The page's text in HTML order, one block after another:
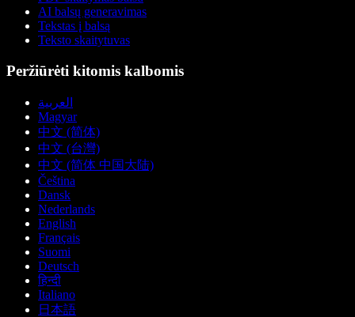
AI balsų generavimas
Tekstas į balsą
Teksto skaitytuvas
Peržiūrėti kitomis kalbomis
العربية
Magyar
中文 (简体)
中文 (台灣)
中文 (简体 中国大陆)
Čeština
Dansk
Nederlands
English
Français
Suomi
Deutsch
हिन्दी
Italiano
日本語